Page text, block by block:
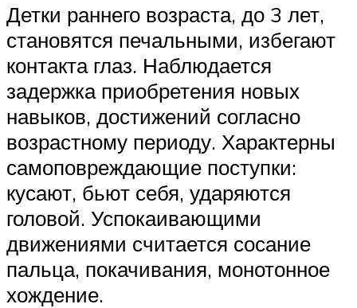
Детки раннего возраста, до 3 лет,
становятся печальными, избегают
контакта глаз. Наблюдается
задержка приобретения новых
навыков, достижений согласно
возрастному периоду. Характерны
самоповреждающие поступки:
кусают, бьют себя, ударяются
головой. Успокаивающими
движениями считается сосание
пальца, покачивания, монотонное
хождение.